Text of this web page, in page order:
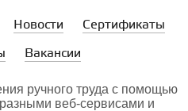
Новости
Сертификаты
Вакансии
ручного труда с помощью
веб-сервисами и